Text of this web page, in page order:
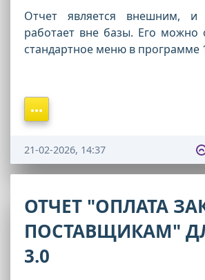
Отчет является внешним, и
работает вне базы. Его можно
стандартное меню в программе
21-02-2026, 14:37
ОТЧЕТ "ОПЛАТА
ПОСТАВЩИКАМ"
3.0